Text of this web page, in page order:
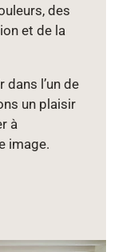
des
et de la
l’un de
un plaisir
à
image.